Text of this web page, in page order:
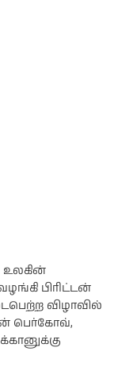
உலகின்
பிரிட்டன்
விழாவில்
பெர்கோவ்,